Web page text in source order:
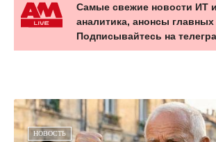
Самые свежие новости ИТ
аналитика, анонсы главных
Подписывайтесь на
НОВОСТЬ